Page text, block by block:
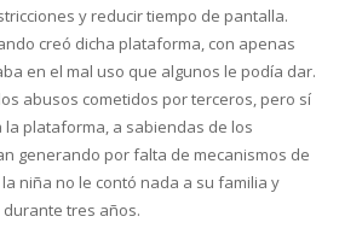
y reducir tiempo de pantalla.
creó dicha plataforma, con apenas
en el mal uso que algunos le podía dar.
abusos cometidos por terceros, pero sí
plataforma, a sabiendas de los
generando por falta de mecanismos de
niña no le contó nada a su familia y
tres años.